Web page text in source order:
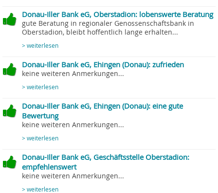
Donau-Iller Bank eG, Oberstadion: lobenswerte Beratung
gute Beratung in regionaler Genossenschaftsbank in
Oberstadion, bleibt hoffentlich lange erhalten...
> weiterlesen
Donau-Iller Bank eG, Ehingen (Donau): zufrieden
keine weiteren Anmerkungen...
> weiterlesen
Donau-Iller Bank eG, Ehingen (Donau): eine gute
Bewertung
keine weiteren Anmerkungen...
> weiterlesen
Donau-Iller Bank eG, Geschäftsstelle Oberstadion:
empfehlenswert
keine weiteren Anmerkungen...
> weiterlesen